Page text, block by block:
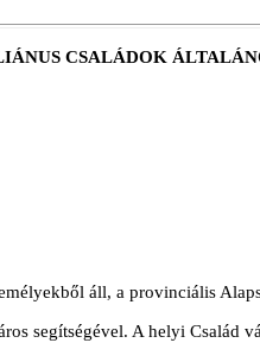
CSALÁDOK
áll, a provinciális
segítségével. A helyi Család